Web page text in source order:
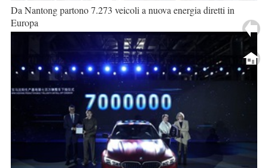
Da Nantong partono 7.273 veicoli a nuova energia diretti in
Europa